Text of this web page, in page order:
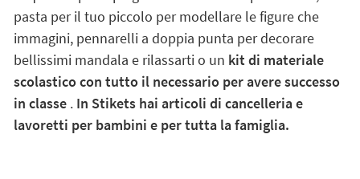
pasta per il tuo piccolo per modellare le figure che
immagini, pennarelli a doppia punta per decorare
bellissimi mandala e rilassarti o un kit di materiale
scolastico con tutto il necessario per avere successo
in classe. In Stikets hai articoli di cancelleria e
lavoretti per bambini e per tutta la famiglia.